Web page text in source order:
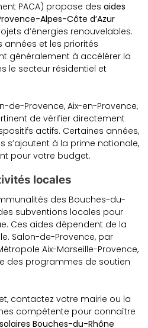
PACA) propose des aides
Alpes-Côte d’Azur
d’énergies renouvelables.
années et les priorités
généralement à accélérer la
le secteur résidentiel et
de-Provence, Aix-en-Provence,
de vérifier directement
actifs. Certaines années,
s’ajoutent à la prime nationale,
pour votre budget.
locales
des Bouches-du-
subventions locales pour
Ces aides dépendent de la
Salon-de-Provence, par
Aix-Marseille-Provence,
des programmes de soutien
contactez votre mairie ou la
compétente pour connaître
Bouches-du-Rhône